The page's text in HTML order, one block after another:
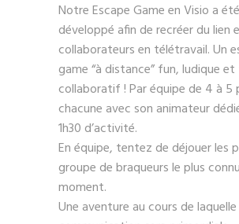
Notre Escape Game en Visio a été
développé afin de recréer du lien
collaborateurs en télétravail. Un
game “à distance” fun, ludique
collaboratif ! Par équipe de 4 à 5
chacune avec son animateur
1h30 d’activité.
En équipe, tentez de déjouer les
groupe de braqueurs le plus
moment.
Une aventure au cours de